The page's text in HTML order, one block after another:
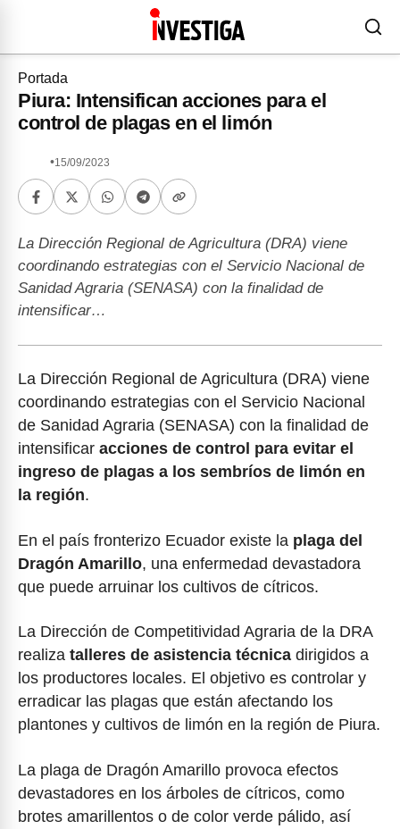
Portada
Piura: Intensifican acciones para el
control de plagas en el limón
•15/09/2023
La Dirección Regional de Agricultura (DRA) viene
coordinando estrategias con el Servicio Nacional de
Sanidad Agraria (SENASA) con la finalidad de
intensificar…
La Dirección Regional de Agricultura (DRA) viene
coordinando estrategias con el Servicio Nacional
de Sanidad Agraria (SENASA) con la finalidad de
intensificar acciones de control para evitar el
ingreso de plagas a los sembríos de limón en
la región.
En el país fronterizo Ecuador existe la plaga del
Dragón Amarillo, una enfermedad devastadora
que puede arruinar los cultivos de cítricos.
La Dirección de Competitividad Agraria de la DRA
realiza talleres de asistencia técnica dirigidos a
los productores locales. El objetivo es controlar y
erradicar las plagas que están afectando los
plantones y cultivos de limón en la región de Piura.
La plaga de Dragón Amarillo provoca efectos
devastadores en los árboles de cítricos, como
brotes amarillentos o de color verde pálido, así